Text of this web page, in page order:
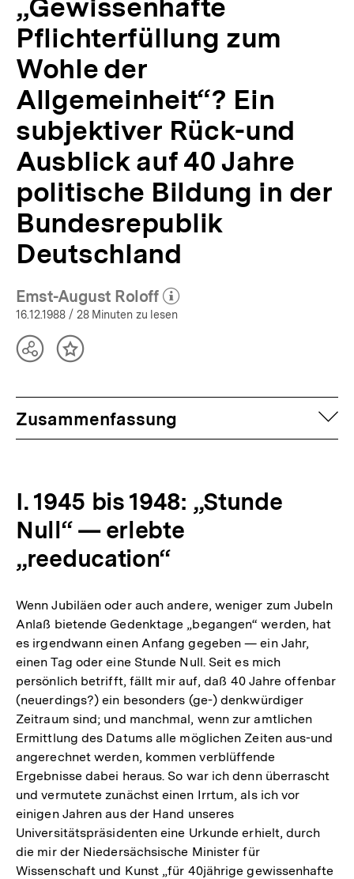
Bundesrepublik
Deutschland
APuZ
51/1988
bpb.de
„Gewissenhafte
Pflichterfüllung zum
Wohle der
Allgemeinheit“? Ein
subjektiver Rück-und
Ausblick auf 40 Jahre
politische Bildung in der
Bundesrepublik
Deutschland
Emst-August Roloff
(Mehr zum Autor)
öffnen
16.12.1988 / 28 Minuten zu lesen
TeilenInhalt
Zusammenfassung
I. 1945 bis 1948: „Stunde
Null“ — erlebte
„reeducation“
Wenn Jubiläen oder auch andere, weniger zum Jubeln
Anlaß bietende Gedenktage „begangen“ werden, hat
es irgendwann einen Anfang gegeben — ein Jahr,
einen Tag oder eine Stunde Null. Seit es mich
persönlich betrifft, fällt mir auf, daß 40 Jahre offenbar
(neuerdings?) ein besonders (ge-) denkwürdiger
Zeitraum sind; und manchmal, wenn zur amtlichen
Ermittlung des Datums alle möglichen Zeiten aus-und
angerechnet werden, kommen verblüffende
Ergebnisse dabei heraus. So war ich denn überrascht
und vermutete zunächst einen Irrtum, als ich vor
einigen Jahren aus der Hand unseres
Universitätspräsidenten eine Urkunde erhielt, durch
die mir der Niedersächsische Minister für
Wissenschaft und Kunst „für 40jährige gewissenhafte